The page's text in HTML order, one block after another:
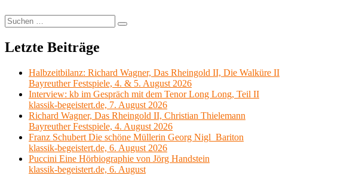
Suchen
nach:
Suchen
Letzte Beiträge
Halbzeitbilanz: Richard Wagner, Das Rheingold II, Die Walküre II
Bayreuther Festspiele, 4. & 5. August 2026
Interview: kb im Gespräch mit dem Tenor Long Long, Teil II
klassik-begeistert.de, 7. August 2026
Richard Wagner, Das Rheingold II, Christian Thielemann
Bayreuther Festspiele, 4. August 2026
Franz Schubert Die schöne Müllerin Georg Nigl Bariton
klassik-begeistert.de, 6. August 2026
Puccini Eine Hörbiographie von Jörg Handstein
klassik-begeistert.de, 6. August